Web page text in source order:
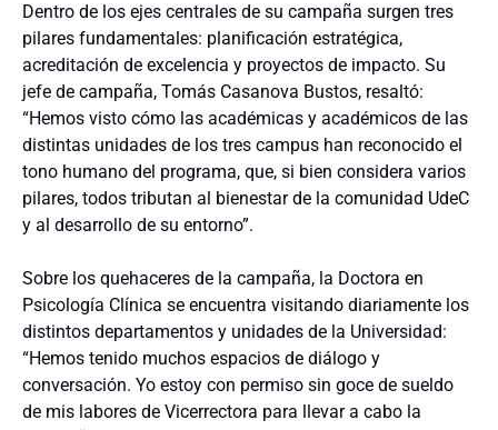
Dentro de los ejes centrales de su campaña surgen tres
pilares fundamentales: planificación estratégica,
acreditación de excelencia y proyectos de impacto. Su
jefe de campaña, Tomás Casanova Bustos, resaltó:
“Hemos visto cómo las académicas y académicos de las
distintas unidades de los tres campus han reconocido el
tono humano del programa, que, si bien considera varios
pilares, todos tributan al bienestar de la comunidad UdeC
y al desarrollo de su entorno”.
Sobre los quehaceres de la campaña, la Doctora en
Psicología Clínica se encuentra visitando diariamente los
distintos departamentos y unidades de la Universidad:
“Hemos tenido muchos espacios de diálogo y
conversación. Yo estoy con permiso sin goce de sueldo
de mis labores de Vicerrectora para llevar a cabo la